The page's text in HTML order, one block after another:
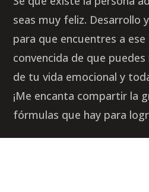
seas muy feliz. Desarrollo
para que encuentres a
convencida de que
de tu vida emocional y
¡Me encanta compartir la
fórmulas que hay para